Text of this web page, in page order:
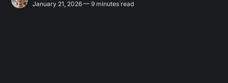
January 21, 2026 — 9 minutes read